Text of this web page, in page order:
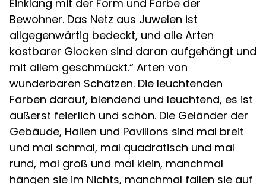
Einklang mit der Form und Farbe der
Bewohner. Das Netz aus Juwelen ist
allgegenwärtig bedeckt, und alle Arten
kostbarer Glocken sind daran aufgehängt und
mit allem geschmückt.“ Arten von
wunderbaren Schätzen. Die leuchtenden
Farben darauf, blendend und leuchtend, es ist
äußerst feierlich und schön. Die Geländer der
Gebäude, Hallen und Pavillons sind mal breit
und mal schmal, mal quadratisch und mal
rund, mal groß und mal klein, manchmal
hängen sie im Nichts, manchmal fallen sie auf